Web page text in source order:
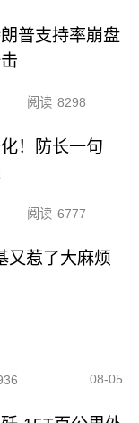
普支持率崩盘
阅读 8298
！防长一句
阅读 6777
又惹了大麻烦
08-05